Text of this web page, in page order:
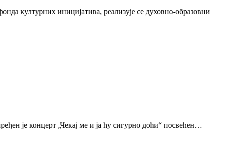
културних иницијатива, реализује се духовно-образовни
је концерт „Чекај ме и ја ћу сигурно доћи“ посвећен…